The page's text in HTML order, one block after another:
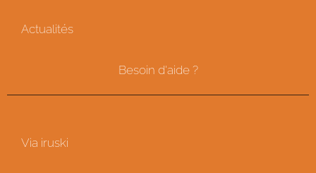
Actualités
Besoin d'aide ?
Via iruski